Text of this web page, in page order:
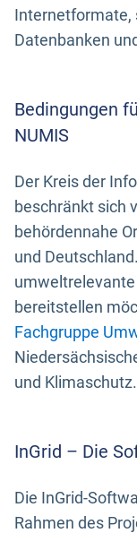
Internetformate,
Datenbanken
Bedingungen
NUMIS
Der Kreis der
beschränkt sich
behördennahe
und
bereitstellen
Fachgruppe
und Klimaschutz.
InGrid – Die
Die InGrid-
Rahmen des